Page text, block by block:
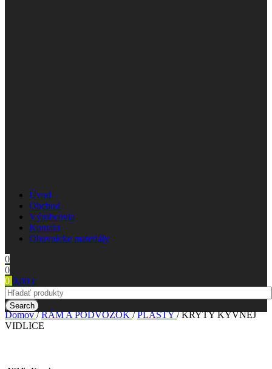
Úvod
Obchod
Výrobcovia
Kontakt
Obuvnícke materiály
0
0
0 0,00 €
Search
Domov/ RÁM A PODVOZOK/ PLASTY/ KRYTY KYVNEJ
VIDLICE